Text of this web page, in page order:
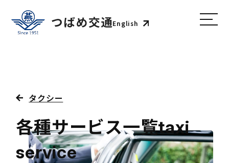
English
タクシー
各種サービス一覧taxi
service